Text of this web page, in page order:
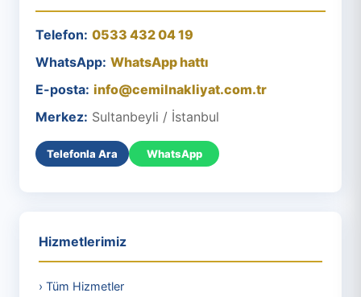
Telefon: 0533 432 04 19
WhatsApp: WhatsApp hattı
E-posta: info@cemilnakliyat.com.tr
Merkez: Sultanbeyli / İstanbul
Telefonla Ara WhatsApp
Hizmetlerimiz
› Tüm Hizmetler